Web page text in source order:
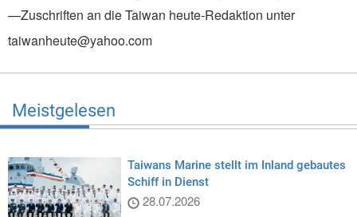
—Zuschriften an die Taiwan heute-Redaktion unter
taiwanheute@yahoo.com
Meistgelesen
Taiwans Marine stellt im Inland gebautes
Schiff in Dienst
28.07.2026